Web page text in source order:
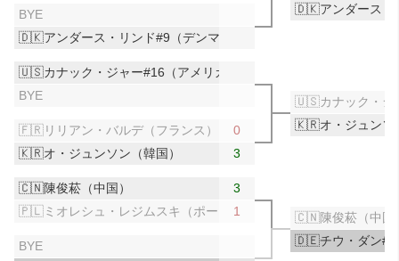
BYE
🇩🇰アンダース・リンド#9（デンマーク）
🇺🇸カナック・ジャー#16（アメリカ）
BYE
🇫🇷リリアン・バルデ（フランス）
0
🇰🇷オ・ジュンソン（韓国）
3
🇨🇳陳俊菘（中国）
3
🇵🇱ミオレシュ・レジムスキ（ポーランド）
1
BYE
🇩🇰アンダース・
🇺🇸カナック・ジ
🇰🇷オ・ジュンソ
🇨🇳陳俊菘（中国
🇩🇪チウ・ダン#4